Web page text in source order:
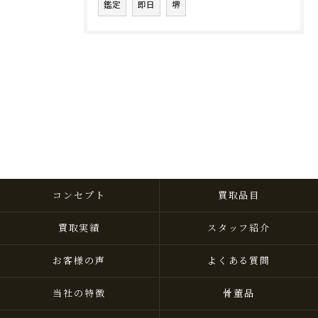
鑑定 即日 堺
コンセプト 買取品目
買取実績 スタッフ紹介
お客様の声 よくある質問
当社の特徴 骨董品